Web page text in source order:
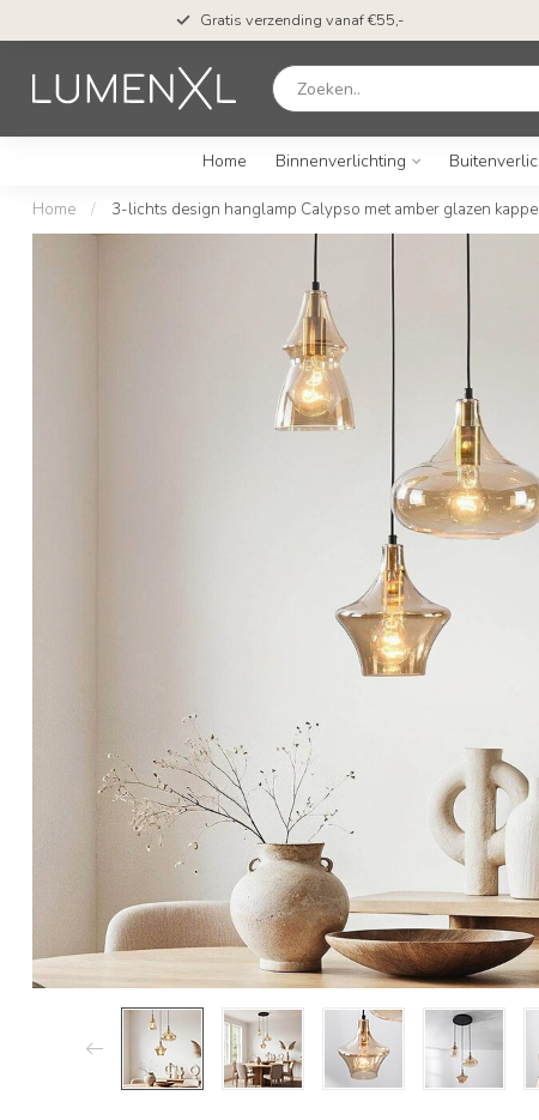
Gratis verzending vanaf €55,-
Home Binnenverlichting
Home / 3-lichts design hanglamp Calypso met amber glazen